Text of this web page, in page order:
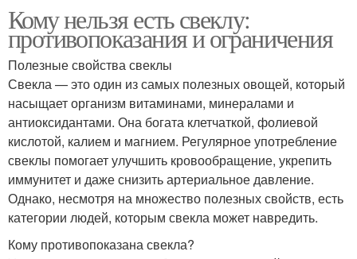
Кому нельзя есть свеклу:
противопоказания и ограничения
Полезные свойства свеклы
Свекла — это один из самых полезных овощей, который
насыщает организм витаминами, минералами и
антиоксидантами. Она богата клетчаткой, фолиевой
кислотой, калием и магнием. Регулярное употребление
свеклы помогает улучшить кровообращение, укрепить
иммунитет и даже снизить артериальное давление.
Однако, несмотря на множество полезных свойств, есть
категории людей, которым свекла может навредить.
Кому противопоказана свекла?